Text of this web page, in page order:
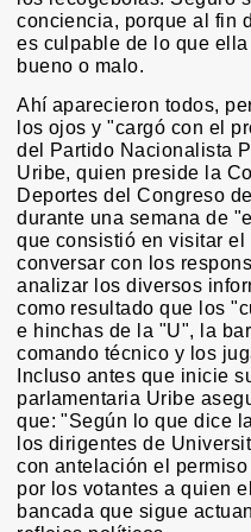
conciencia, porque al fin
es culpable de lo que
bueno o malo.
Ahí aparecieron todos,
los ojos y "cargó con el
del Partido Nacionalista
Uribe, quien preside la
Deportes del Congreso
durante una semana de
que consistió en visitar el
conversar con los
analizar los diversos
como resultado que los
e hinchas de la "U", la
comando técnico y los
Incluso antes que inicie
parlamentaria Uribe
que: "Según lo que dice
los dirigentes de
con antelación el
por los votantes a quien
bancada que sigue